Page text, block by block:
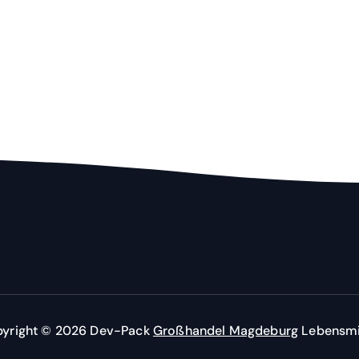
© 2026 Dev-PackGroßhandel Magdeburg